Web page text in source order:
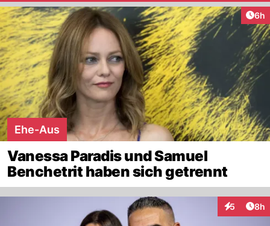
6h
Ehe-Aus
Vanessa Paradis und Samuel
Benchetrit haben sich getrennt
5 8h